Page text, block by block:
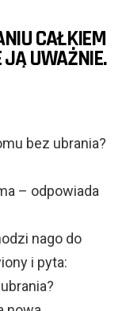
CAŁKIEM
JĄ UWAŻNIE.
bez ubrania?
– odpowiada
nago do
i pyta: